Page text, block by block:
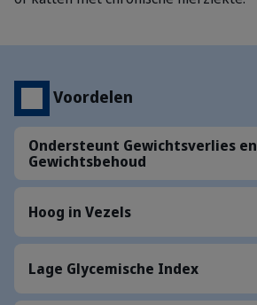
Voordelen
Ondersteunt Gewichtsverlies en
Gewichtsbehoud
Hoog in Vezels
Lage Glycemische Index